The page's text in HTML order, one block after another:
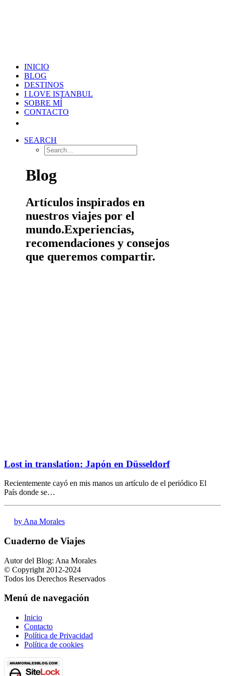
INICIO
BLOG
DESTINOS
I LOVE ISTANBUL
SOBRE MÍ
CONTACTO
SEARCH
Blog
Artículos inspirados en
nuestros viajes por el
mundo.Experiencias,
recomendaciones y consejos
que queremos compartir.
Lost in translation: Japón en Düsseldorf
Recientemente cayó en mis manos un artículo de el periódico El
País donde se…
by Ana Morales
Cuaderno de Viajes
Autor del Blog: Ana Morales
© Copyright 2012-2024
Todos los Derechos Reservados
Menú de navegación
Inicio
Contacto
Política de Privacidad
Política de cookies